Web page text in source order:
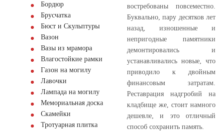
Бордюр
Брусчатка
Бюст и Скульптуры
Вазон
Вазы из мрамора
Влагостойкие рамки
Газон на могилу
Лавочки
Лампада на могилу
Мемориальная доска
Скамейки
Тротуарная плитка
востребованы повсеместно.
Буквально, пару десятков лет
назад, изношенные и
непригодные памятники
демонтировались и
устанавливались новые, что
приводило к двойным
финансовым затратам.
Реставрация надгробий на
кладбище же, стоит намного
дешевле, и это отличный
способ сохранить память.